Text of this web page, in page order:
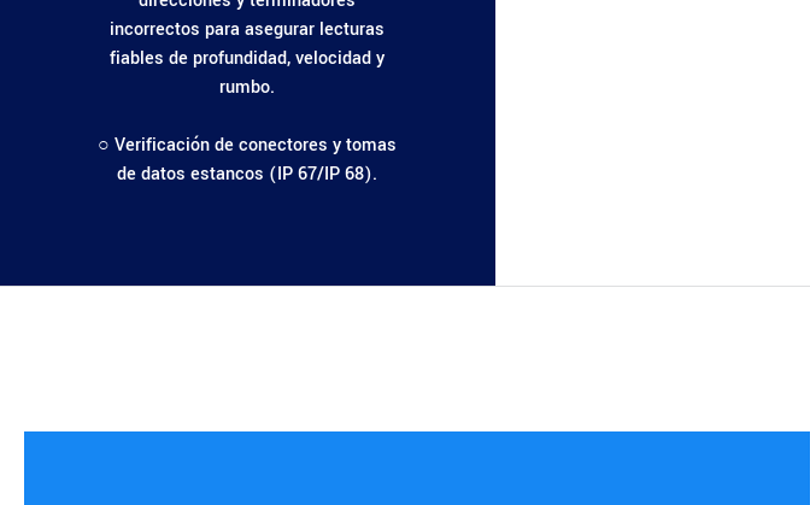
incorrectos para asegurar lecturas
fiables de profundidad, velocidad y
rumbo.
○ Verificación de conectores y tomas
de datos estancos (IP 67/IP 68).